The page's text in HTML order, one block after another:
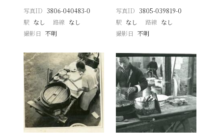
写真ID 3806-040483-0
駅 なし 路線 なし
撮影日
不明
写真ID 3805-039819-0
駅 なし 路線 なし
撮影日 不明